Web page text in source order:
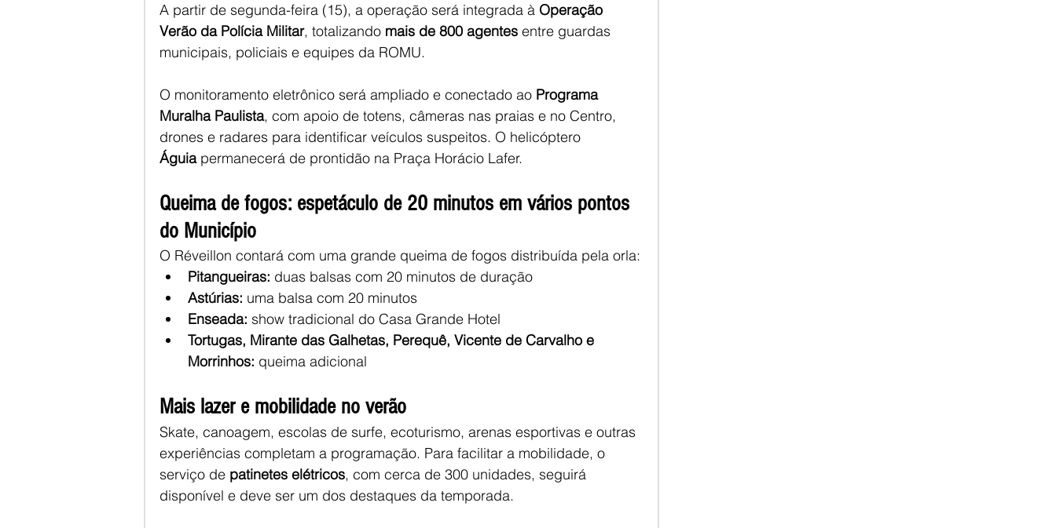
A partir de segunda-feira (15), a operação será integrada à Operação
Verão da Polícia Militar, totalizando mais de 800 agentes entre guardas
municipais, policiais e equipes da ROMU.
O monitoramento eletrônico será ampliado e conectado ao Programa
Muralha Paulista, com apoio de totens, câmeras nas praias e no Centro,
drones e radares para identificar veículos suspeitos. O helicóptero
Águia permanecerá de prontidão na Praça Horácio Lafer.
Queima de fogos: espetáculo de 20 minutos em vários pontos
do Município
O Réveillon contará com uma grande queima de fogos distribuída pela orla:
Pitangueiras: duas balsas com 20 minutos de duração
Astúrias: uma balsa com 20 minutos
Enseada: show tradicional do Casa Grande Hotel
Tortugas, Mirante das Galhetas, Perequê, Vicente de Carvalho e
Morrinhos: queima adicional
Mais lazer e mobilidade no verão
Skate, canoagem, escolas de surfe, ecoturismo, arenas esportivas e outras
experiências completam a programação. Para facilitar a mobilidade, o
serviço de patinetes elétricos, com cerca de 300 unidades, seguirá
disponível e deve ser um dos destaques da temporada.